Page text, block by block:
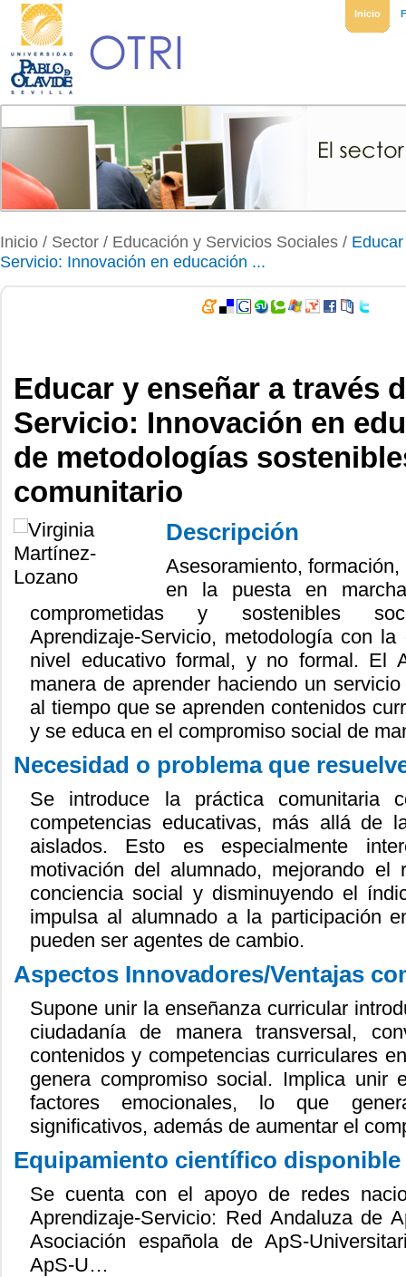
Inicio
Inicio / Sector / Educación y Servicios Sociales /
Servicio: Innovación en educación ...
Educar y enseñar a través
Servicio: Innovación en
de metodologías
comunitario
Descripción
Asesoramiento,
en la puesta en
comprometidas y sostenibles
Aprendizaje-Servicio, metodología con
nivel educativo formal, y no formal. El
manera de aprender haciendo un
al tiempo que se aprenden contenidos
y se educa en el compromiso social de
Necesidad o problema que
Se introduce la práctica comunitaria
competencias educativas, más allá de
aislados. Esto es especialmente
motivación del alumnado, mejorando el
conciencia social y disminuyendo el
impulsa al alumnado a la participación
pueden ser agentes de cambio.
Aspectos Innovadores/Ventajas
Supone unir la enseñanza curricular
ciudadanía de manera transversal,
contenidos y competencias curriculares
genera compromiso social. Implica unir
factores emocionales, lo que
significativos, además de aumentar el
Equipamiento científico disponible
Se cuenta con el apoyo de redes
Aprendizaje-Servicio: Red Andaluza de
Asociación española de ApS-
ApS-U…